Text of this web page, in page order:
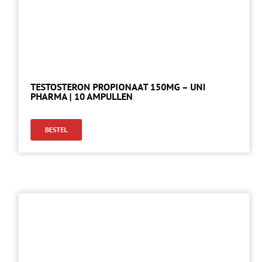
TESTOSTERON PROPIONAAT 150MG – UNI
PHARMA | 10 AMPULLEN
BESTEL